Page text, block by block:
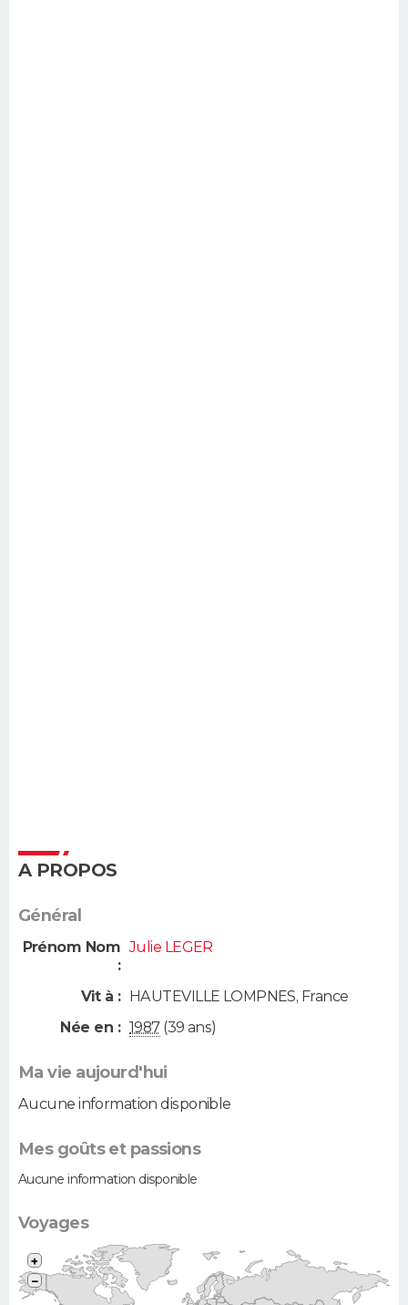
A PROPOS
Général
Prénom Nom
:
Julie LEGER
Vit à : HAUTEVILLE LOMPNES, France
Née en : 1987(39 ans)
Ma vie aujourd'hui
Aucune information disponible
Mes goûts et passions
Aucune information disponible
Voyages
+
−